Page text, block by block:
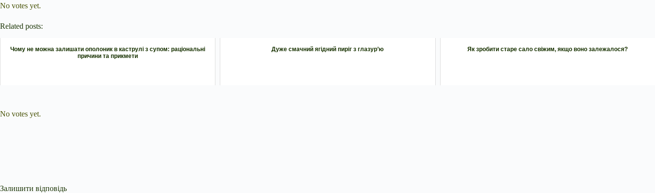
No votes yet.
Related posts:
Чому не можна залишати ополоник в каструлі з супом: раціональні
причини та прикмети
Дуже смачний ягідний пиріг з глазур’ю Як зробити старе сало свіжим, якщо воно залежалося?
No votes yet.
Залишити відповідь